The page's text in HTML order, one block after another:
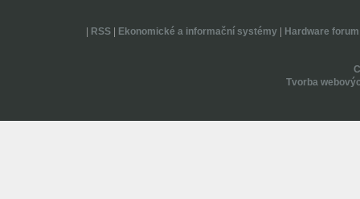
RSS| Ekonomické a informační systémy| Hardware forum
Tvorba